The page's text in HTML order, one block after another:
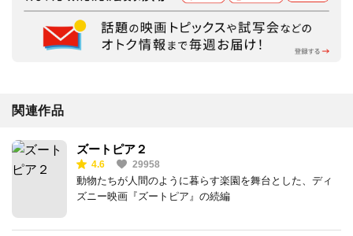
関連作品
ズートピア２
4.6 29958
動物たちが人間のように暮らす楽園を舞台とした、ディ
ズニー映画『ズートピア』の続編